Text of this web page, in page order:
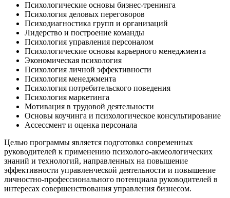
Психологические основы бизнес-тренинга
Психология деловых переговоров
Психодиагностика групп и организаций
Лидерство и построение команды
Психология управления персоналом
Психологические основы карьерного менеджмента
Экономическая психология
Психология личной эффективности
Психология менеджмента
Психология потребительского поведения
Психология маркетинга
Мотивация в трудовой деятельности
Основы коучинга и психологическое консультирование
Ассессмент и оценка персонала
Целью программы является подготовка современных
руководителей к применению психолого-акмеологических
знаний и технологий, направленных на повышение
эффективности управленческой деятельности и повышение
личностно-профессионального потенциала руководителей в
интересах совершенствования управления бизнесом.